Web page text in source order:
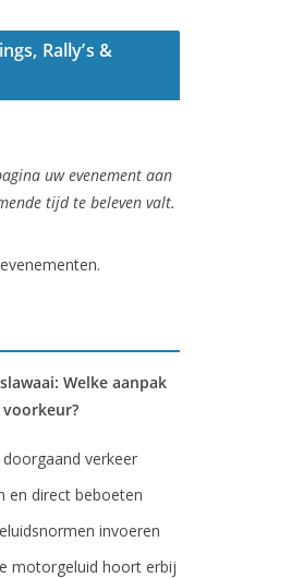
Rally’s &
uw evenement aan
tijd te beleven valt.
Welke aanpak
verkeer
en direct beboeten
invoeren
motorgeluid hoort erbij